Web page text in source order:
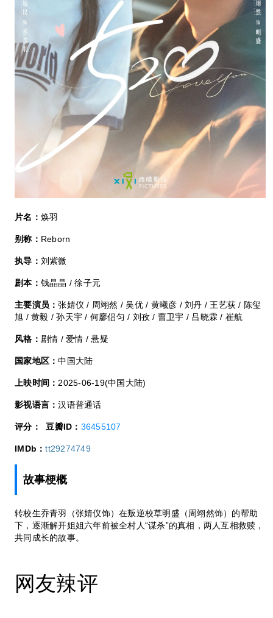
片名： 焕羽
别称： Reborn
执导： 刘紫微
剧本： 钱晶晶 / 徐子元
主要演员：张婧仪 / 周翊然 / 吴优 / 黄曦彦 / 刘丹 / 王艺荻 / 陈玺
旭 / 黄毅 / 孙天宇 / 何廖侣匀 / 刘孜 / 曹卫宇 / 吕晓霖 / 崔航
风格： 剧情 / 爱情 / 悬疑
国家地区：中国大陆
上映时间：2025-06-19(中国大陆)
影视语言：汉语普通话
评分： 豆瓣ID： 36455107
IMDb：tt29274749
故事梗概
转校生乔青羽（张婧仪饰）在叛逆校草明盛（周翊然饰）的帮助
下，逐渐解开姐姐六年前被全村人“谋杀”的真相，两人互相救赎，
共同成长的故事。
网友辣评